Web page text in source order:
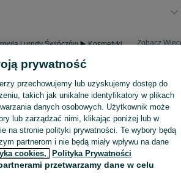
Sprzedaż produktów zdrowia i urody Świńczów ▶️ Kosmetyki, perfumy, sprzęt medyczny ✅ Nowe i używane w najlepszych cenach ☝ Znajdź ogłoszenia na OLX.pl! Zobacz
prywatność
przechowujemy lub uzyskujemy dostęp do
takich jak unikalne identyfikatory w plikach
danych osobowych. Użytkownik może
lub zarządzać nimi, klikając poniżej lub w
na stronie polityki prywatności. Te wybory będą
partnerom i nie będą miały wpływu na dane
cookies, Polityka Prywatności
przetwarzamy dane w celu